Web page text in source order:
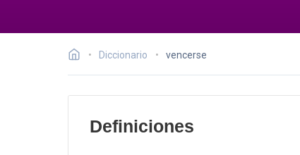
Diccionario vencerse
Definiciones